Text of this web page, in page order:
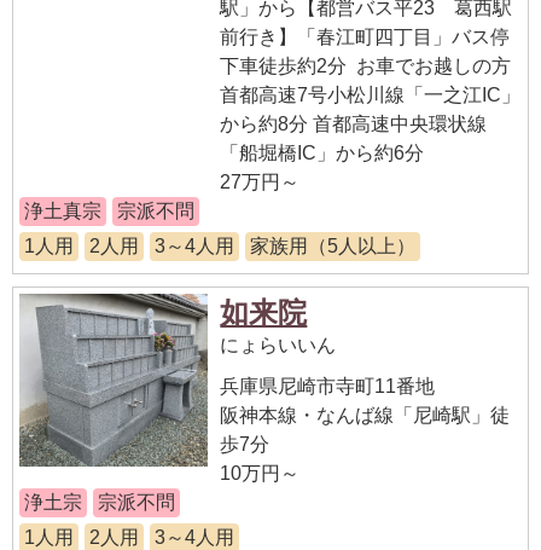
駅」から【都営バス平23 葛西駅
前行き】「春江町四丁目」バス停
下車徒歩約2分 お車でお越しの方
首都高速7号小松川線「一之江IC」
から約8分 首都高速中央環状線
「船堀橋IC」から約6分
27万円～
浄土真宗
宗派不問
1人用
2人用 3～4人用 家族用（5人以上）
如来院
にょらいいん
兵庫県尼崎市寺町11番地
阪神本線・なんば線「尼崎駅」徒
歩7分
10万円～
浄土宗
宗派不問
1人用
2人用 3～4人用